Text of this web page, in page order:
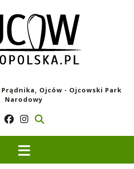
Ojców - Ojcowski Park
Narodowy